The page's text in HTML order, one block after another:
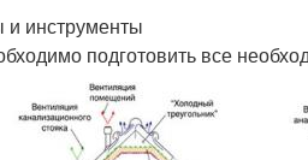
инструменты
подготовить все